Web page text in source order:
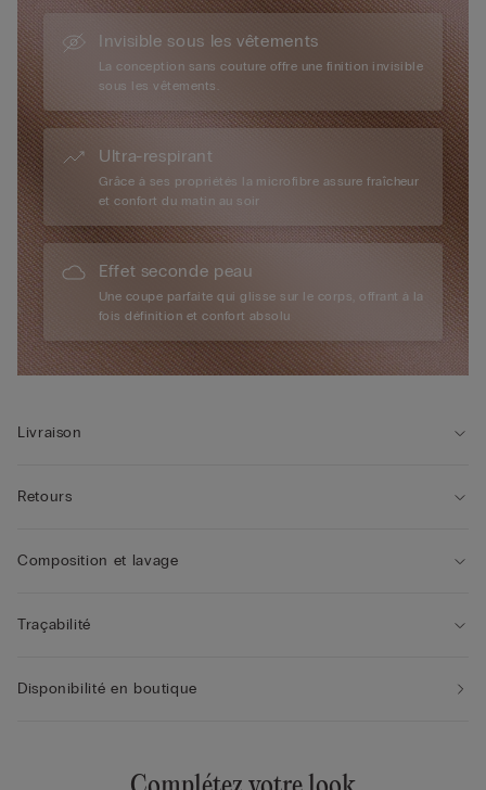
Invisible sous les vêtements
La conception sans couture offre une finition invisible
sous les vêtements.
Ultra-respirant
Grâce à ses propriétés la microfibre assure fraîcheur
et confort du matin au soir
Effet seconde peau
Une coupe parfaite qui glisse sur le corps, offrant à la
fois définition et confort absolu
Livraison
Retours
Composition et lavage
Traçabilité
Disponibilité en boutique